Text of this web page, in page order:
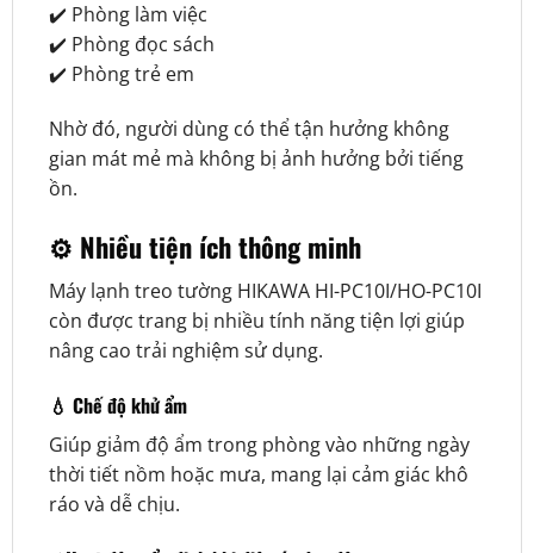
✔️ Phòng làm việc
✔️ Phòng đọc sách
✔️ Phòng trẻ em
Nhờ đó, người dùng có thể tận hưởng không
gian mát mẻ mà không bị ảnh hưởng bởi tiếng
ồn.
⚙️ Nhiều tiện ích thông minh
Máy lạnh treo tường HIKAWA HI-PC10I/HO-PC10I
còn được trang bị nhiều tính năng tiện lợi giúp
nâng cao trải nghiệm sử dụng.
💧 Chế độ khử ẩm
Giúp giảm độ ẩm trong phòng vào những ngày
thời tiết nồm hoặc mưa, mang lại cảm giác khô
ráo và dễ chịu.